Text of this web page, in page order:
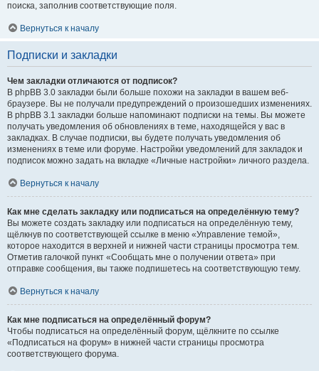
поиска, заполнив соответствующие поля.
Вернуться к началу
Подписки и закладки
Чем закладки отличаются от подписок?
В phpBB 3.0 закладки были больше похожи на закладки в вашем веб-
браузере. Вы не получали предупреждений о произошедших изменениях.
В phpBB 3.1 закладки больше напоминают подписки на темы. Вы можете
получать уведомления об обновлениях в теме, находящейся у вас в
закладках. В случае подписки, вы будете получать уведомления об
изменениях в теме или форуме. Настройки уведомлений для закладок и
подписок можно задать на вкладке «Личные настройки» личного раздела.
Вернуться к началу
Как мне сделать закладку или подписаться на определённую тему?
Вы можете создать закладку или подписаться на определённую тему,
щёлкнув по соответствующей ссылке в меню «Управление темой»,
которое находится в верхней и нижней части страницы просмотра тем.
Отметив галочкой пункт «Сообщать мне о получении ответа» при
отправке сообщения, вы также подпишетесь на соответствующую тему.
Вернуться к началу
Как мне подписаться на определённый форум?
Чтобы подписаться на определённый форум, щёлкните по ссылке
«Подписаться на форум» в нижней части страницы просмотра
соответствующего форума.